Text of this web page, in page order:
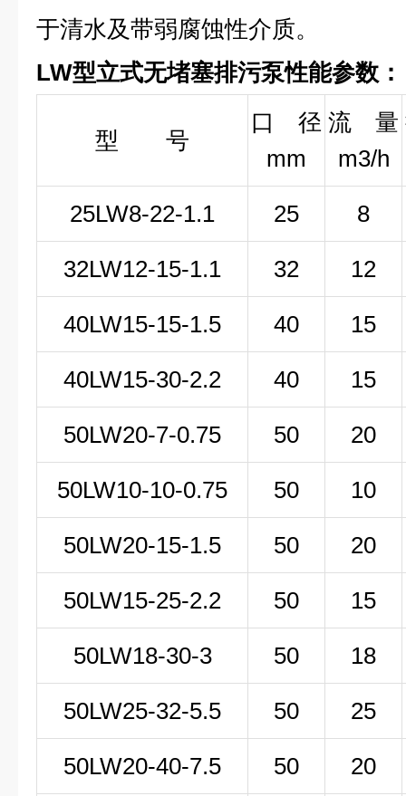
于清水及带弱腐蚀性介质。
LW型立式无堵塞排污泵性能参数：
型 号
口 径
mm
流 量
m3/h
25LW8-22-1.1 25 8
32LW12-15-1.1 32 12
40LW15-15-1.5 40 15
40LW15-30-2.2 40 15
50LW20-7-0.75 50 20
50LW10-10-0.75 50 10
50LW20-15-1.5 50 20
50LW15-25-2.2 50 15
50LW18-30-3 50 18
50LW25-32-5.5 50 25
50LW20-40-7.5 50 20